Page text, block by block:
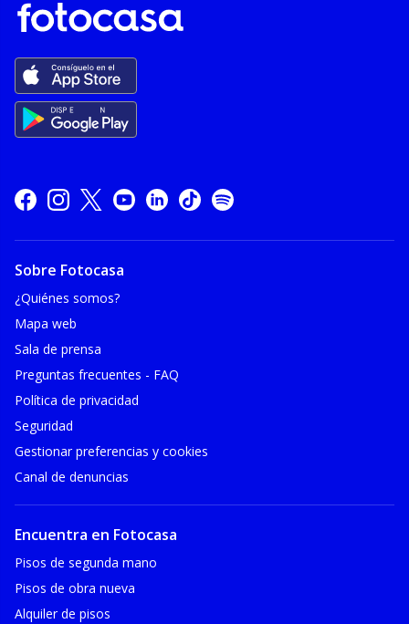
Sobre Fotocasa
¿Quiénes somos?
Mapa web
Sala de prensa
Preguntas frecuentes - FAQ
Política de privacidad
Seguridad
Gestionar preferencias y cookies
Canal de denuncias
Encuentra en Fotocasa
Pisos de segunda mano
Pisos de obra nueva
Alquiler de pisos